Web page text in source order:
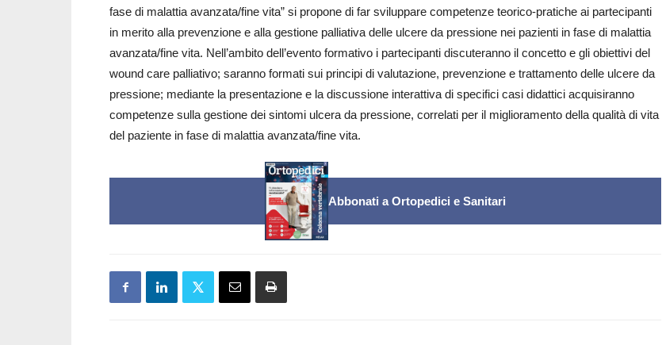
fase di malattia avanzata/fine vita” si propone di far sviluppare competenze teorico-pratiche ai partecipanti
in merito alla prevenzione e alla gestione palliativa delle ulcere da pressione nei pazienti in fase di malattia
avanzata/fine vita. Nell’ambito dell’evento formativo i partecipanti discuteranno il concetto e gli obiettivi del
wound care palliativo; saranno formati sui principi di valutazione, prevenzione e trattamento delle ulcere da
pressione; mediante la presentazione e la discussione interattiva di specifici casi didattici acquisiranno
competenze sulla gestione dei sintomi ulcera da pressione, correlati per il miglioramento della qualità di vita
del paziente in fase di malattia avanzata/fine vita.
Abbonati a Ortopedici e Sanitari